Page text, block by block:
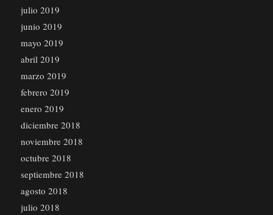
julio 2019
junio 2019
mayo 2019
abril 2019
marzo 2019
febrero 2019
enero 2019
diciembre 2018
noviembre 2018
octubre 2018
septiembre 2018
agosto 2018
julio 2018